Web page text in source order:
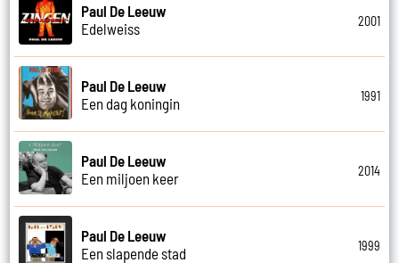
Paul De Leeuw
Edelweiss
2001
Paul De Leeuw
Een dag koningin
1991
Paul De Leeuw
Een miljoen keer
2014
Paul De Leeuw
Een slapende stad
1999